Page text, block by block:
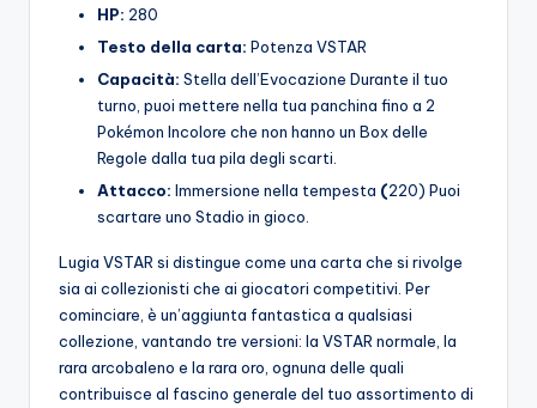
HP: 280
Testo della carta: Potenza VSTAR
Capacità: Stella dell’Evocazione Durante il tuo
turno, puoi mettere nella tua panchina fino a 2
Pokémon Incolore che non hanno un Box delle
Regole dalla tua pila degli scarti.
Attacco: Immersione nella tempesta (220) Puoi
scartare uno Stadio in gioco.
Lugia VSTAR si distingue come una carta che si rivolge
sia ai collezionisti che ai giocatori competitivi. Per
cominciare, è un’aggiunta fantastica a qualsiasi
collezione, vantando tre versioni: la VSTAR normale, la
rara arcobaleno e la rara oro, ognuna delle quali
contribuisce al fascino generale del tuo assortimento di